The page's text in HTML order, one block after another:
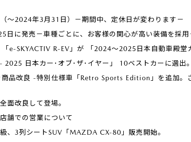
～2024年3月31日）－期間中、定休日が変わります－
日に発売－車種ごとに、お客様の関心が高い装備を採用
e-SKYACTIV R-EV」が 「2024～2025日本自動車殿堂
日本カー･オブ･ザ･イヤー」 10ベストカーに選出。
品改良 -特別仕様車「Retro Sports Edition」を追加。
面改良して登場。
舗での営業について
、3列シートSUV「MAZDA CX-80」販売開始。